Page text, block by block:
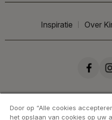
Inspiratie Over
Door op “Alle cookies
het opslaan van cookies op uw